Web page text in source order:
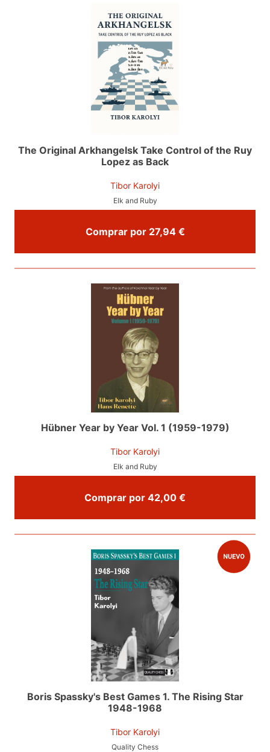
The Original Arkhangelsk Take Control of the Ruy
Lopez as Back
Tibor Karolyi
Elk and Ruby
Comprar por 27,94 €
Hübner Year by Year Vol. 1 (1959-1979)
Tibor Karolyi
Elk and Ruby
Comprar por 42,00 €
Boris Spassky's Best Games 1. The Rising Star
1948-1968
Tibor Karolyi
Quality Chess